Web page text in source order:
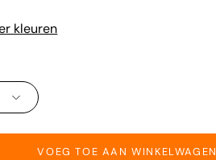
kleuren
VOEG TOE AAN WINKELWAGEN